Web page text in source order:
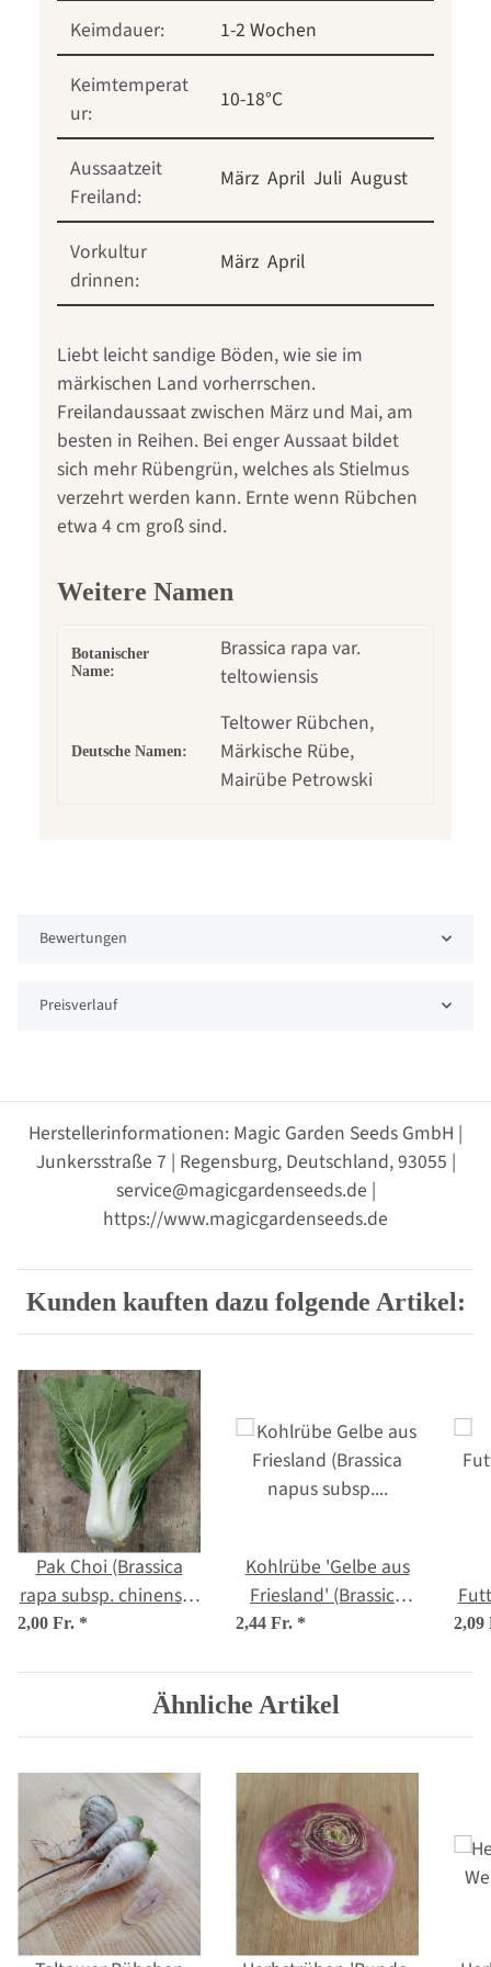
Keimdauer:
1-2 Wochen
Keimtemperat
ur:
10-18°C
Aussaatzeit
Freiland:
März April Juli August
Vorkultur
drinnen:
März April
Liebt leicht sandige Böden, wie sie im
märkischen Land vorherrschen.
Freilandaussaat zwischen März und Mai, am
besten in Reihen. Bei enger Aussaat bildet
sich mehr Rübengrün, welches als Stielmus
verzehrt werden kann. Ernte wenn Rübchen
etwa 4 cm groß sind.
Weitere Namen
Botanischer
Name:
Brassica rapa var.
teltowiensis
Deutsche Namen:
Teltower Rübchen,
Märkische Rübe,
Mairübe Petrowski
Bewertungen
Preisverlauf
Herstellerinformationen: Magic Garden Seeds GmbH |
Junkersstraße 7 | Regensburg, Deutschland, 93055 |
service@magicgardenseeds.de |
https://www.magicgardenseeds.de
Kunden kauften dazu folgende Artikel:
Pak Choi (Brassica
rapa subsp. chinensis)
Samen
2,00 Fr. *
Kohlrübe 'Gelbe aus
Friesland' (Brassica
napus subsp. rapifera)
2,44 Fr. *
Ähnliche Artikel